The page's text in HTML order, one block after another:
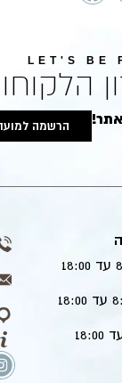
LET'S BE
הרשמה